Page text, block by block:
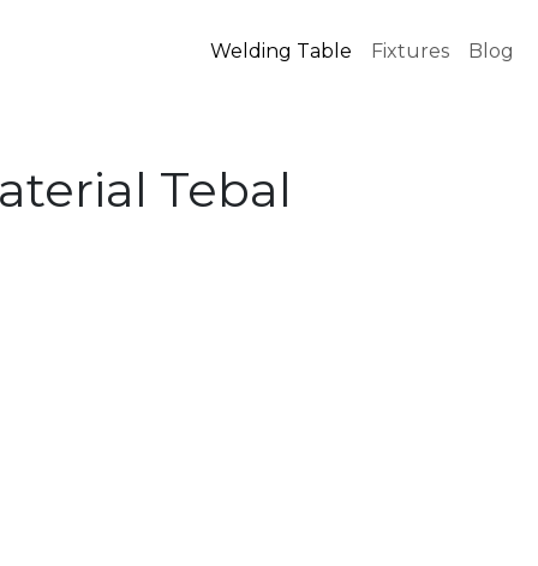
Welding Table Fixtures Blog
Tebal